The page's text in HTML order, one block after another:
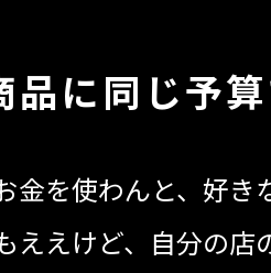
に同じ予
を使わんと、好き
ええけど、自分の